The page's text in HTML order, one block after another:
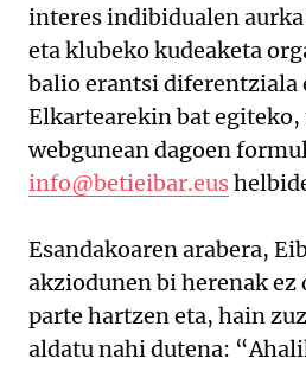
interes indibidualen
eta klubeko kudeaketa
balio erantsi diferentziala
Elkartearekin bat egiteko,
webgunean dagoen
info@betieibar.eus
Esandakoaren arabera,
akziodunen bi herenak ez
parte hartzen eta, hain
aldatu nahi dutena: